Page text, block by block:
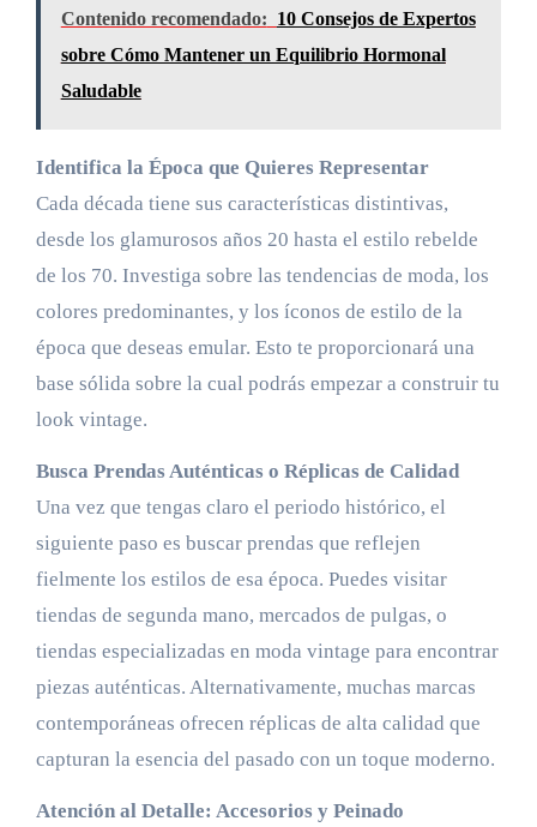
Contenido recomendado: 10 Consejos de Expertos
sobre Cómo Mantener un Equilibrio Hormonal
Saludable
Identifica la Época que Quieres Representar
Cada década tiene sus características distintivas,
desde los glamurosos años 20 hasta el estilo rebelde
de los 70. Investiga sobre las tendencias de moda, los
colores predominantes, y los íconos de estilo de la
época que deseas emular. Esto te proporcionará una
base sólida sobre la cual podrás empezar a construir tu
look vintage.
Busca Prendas Auténticas o Réplicas de Calidad
Una vez que tengas claro el periodo histórico, el
siguiente paso es buscar prendas que reflejen
fielmente los estilos de esa época. Puedes visitar
tiendas de segunda mano, mercados de pulgas, o
tiendas especializadas en moda vintage para encontrar
piezas auténticas. Alternativamente, muchas marcas
contemporáneas ofrecen réplicas de alta calidad que
capturan la esencia del pasado con un toque moderno.
Atención al Detalle: Accesorios y Peinado